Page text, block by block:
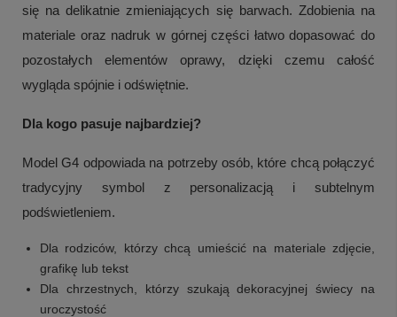
+1
Zobacz więcej
się na delikatnie zmieniających się barwach. Zdobienia na
materiale oraz nadruk w górnej części łatwo dopasować do
pozostałych elementów oprawy, dzięki czemu całość
wygląda spójnie i odświętnie.
Dla kogo pasuje najbardziej?
Model G4 odpowiada na potrzeby osób, które chcą połączyć
tradycyjny symbol z personalizacją i subtelnym
podświetleniem.
Dla rodziców, którzy chcą umieścić na materiale zdjęcie,
grafikę lub tekst
Dla chrzestnych, którzy szukają dekoracyjnej świecy na
uroczystość